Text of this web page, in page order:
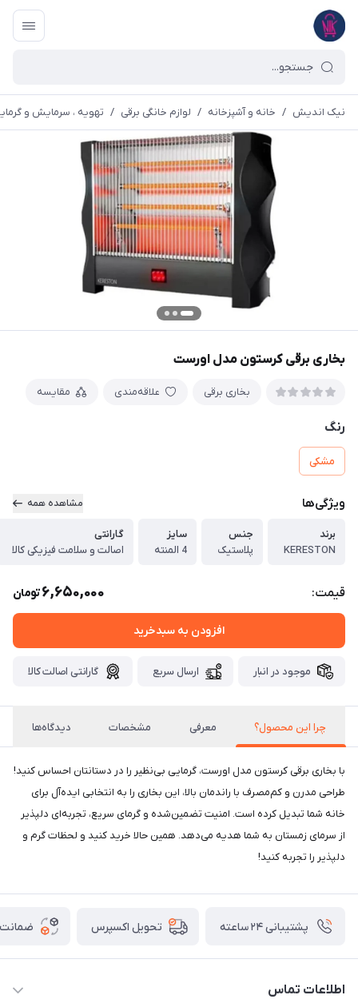
نیک اندیش / خانه و آشپزخانه / لوازم خانگی برقی / تهویه ، سرمایش و
بخاری برقی کرستون مدل اورست
بخاری برقی علاقه‌مندی مقایسه
رنگ
مشکی
ویژگی‌ها مشاهده همه
برند
KERESTON
جنس
پلاستیک
سایز
4 المنته
گارانتی
اصالت و سلامت فیزیکی کالا
قیمت: 6,650,000تومان
افزودن به سبدخرید
موجود در انبار ارسال سریع گارانتی اصالت کالا
چرا این محصول؟ معرفی مشخصات دیدگاه‌ها
با بخاری برقی کرستون مدل اورست، گرمایی بی‌نظیر را در دستانتان احساس کنید!
طراحی مدرن و کم‌مصرف با راندمان بالا، این بخاری را به انتخابی ایده‌آل برای
خانه شما تبدیل کرده است. امنیت تضمین‌شده و گرمای سریع، تجربه‌ای دلپذیر
از سرمای زمستان به شما هدیه می‌دهد. همین حالا خرید کنید و لحظات گرم و
دلپذیر را تجربه کنید!
پشتیبانی ۲۴ ساعته تحویل اکسپرس ضمانت
اطلاعات تماس